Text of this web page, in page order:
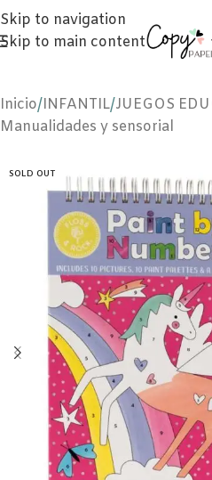
Skip to navigation
Skip to main content
Inicio/INFANTIL/JUEGOS
Manualidades y sensorial
SOLD OUT